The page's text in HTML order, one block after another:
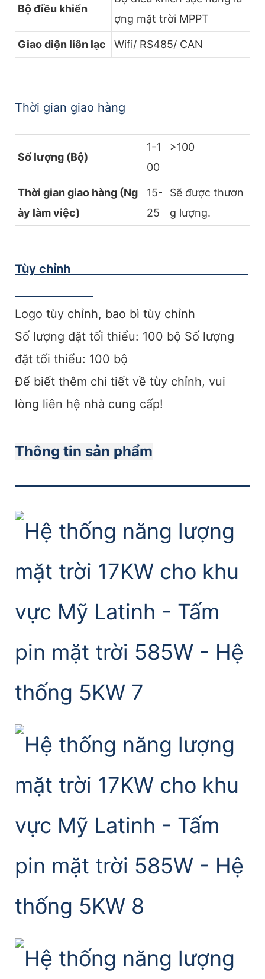
Bộ điều khiển
ợng mặt trời MPPT
Giao diện liên lạc Wifi/ RS485/ CAN
Thời gian giao hàng
Số lượng (Bộ)
1-1
00
>100
Thời gian giao hàng (Ng
ày làm việc)
15-
25
Sẽ được thươn
g lượng.
Tùy chỉnh
Logo tùy chỉnh, bao bì tùy chỉnh
Số lượng đặt tối thiểu: 100 bộ Số lượng
đặt tối thiểu: 100 bộ
Để biết thêm chi tiết về tùy chỉnh, vui
lòng liên hệ nhà cung cấp!
Thông tin sản phẩm